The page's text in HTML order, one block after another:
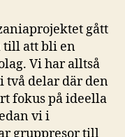
gått
till att bli en
Vi har alltså
två delar där den
fokus på ideella
vi i